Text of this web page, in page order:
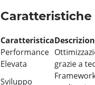
Caratteristiche
Caratteristica
Performance
Elevata
grazie a
Sviluppo